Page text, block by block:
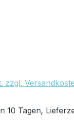
zzgl.
10 Tagen,